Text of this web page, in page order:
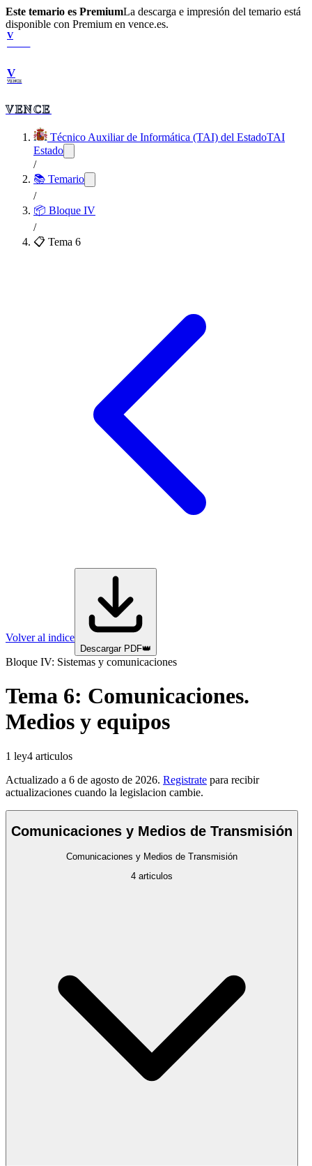
Este temario es PremiumLa descarga e impresión del temario está
disponible con Premium en vence.es.
V
V
VENCE
VENCE
Técnico Auxiliar de Informática (TAI) del EstadoTAI
Estado
/
📚 Temario
/
📦 Bloque IV
/
📋 Tema 6
Volver al indice
Descargar PDF👑
Bloque IV: Sistemas y comunicaciones
Tema 6: Comunicaciones.
Medios y equipos
1 ley4 articulos
Actualizado a 6 de agosto de 2026. Registrate para recibir
actualizaciones cuando la legislacion cambie.
Comunicaciones y Medios de Transmisión
Comunicaciones y Medios de Transmisión
4 articulos